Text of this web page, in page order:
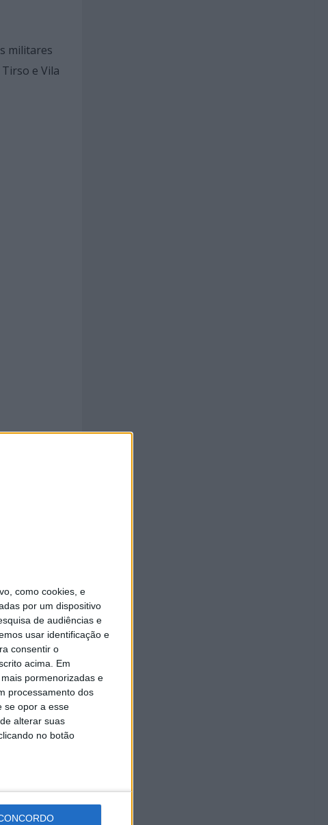
como cookies, e
por um dispositivo
de audiências e
usar identificação e
consentir o
acima. Em
pormenorizadas e
processamento dos
se opor a esse
alterar suas
no botão
militares
e Vila
ou